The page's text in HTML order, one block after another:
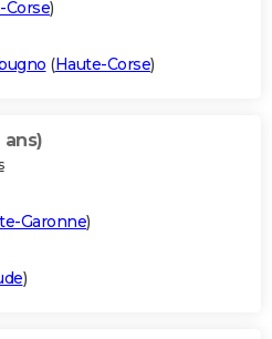
Corse)
(Haute-Corse)
ans)
Garonne)
)